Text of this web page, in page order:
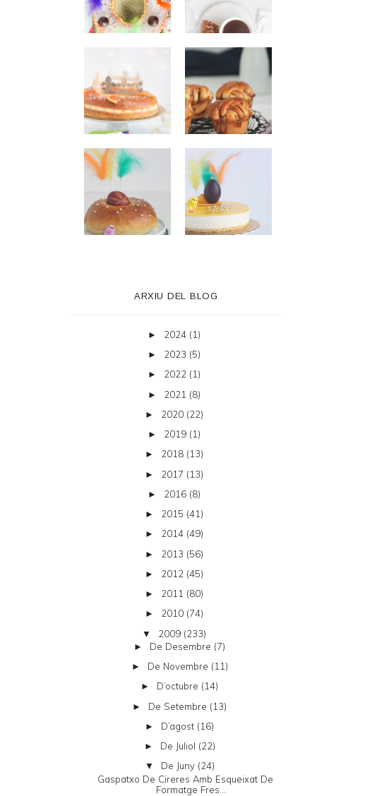
ARXIU DEL BLOG
► 2024 (1)
► 2023 (5)
► 2022 (1)
► 2021 (8)
► 2020 (22)
► 2019 (1)
► 2018 (13)
► 2017 (13)
► 2016 (8)
► 2015 (41)
► 2014 (49)
► 2013 (56)
► 2012 (45)
► 2011 (80)
► 2010 (74)
▼ 2009 (233)
► De Desembre (7)
► De Novembre (11)
► D’octubre (14)
► De Setembre (13)
► D’agost (16)
► De Juliol (22)
▼ De Juny (24)
Gaspatxo De Cireres Amb Esqueixat De
Formatge Fres...